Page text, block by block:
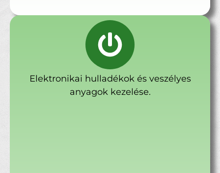
Elektronikai hulladékok és veszélyes
anyagok kezelése.